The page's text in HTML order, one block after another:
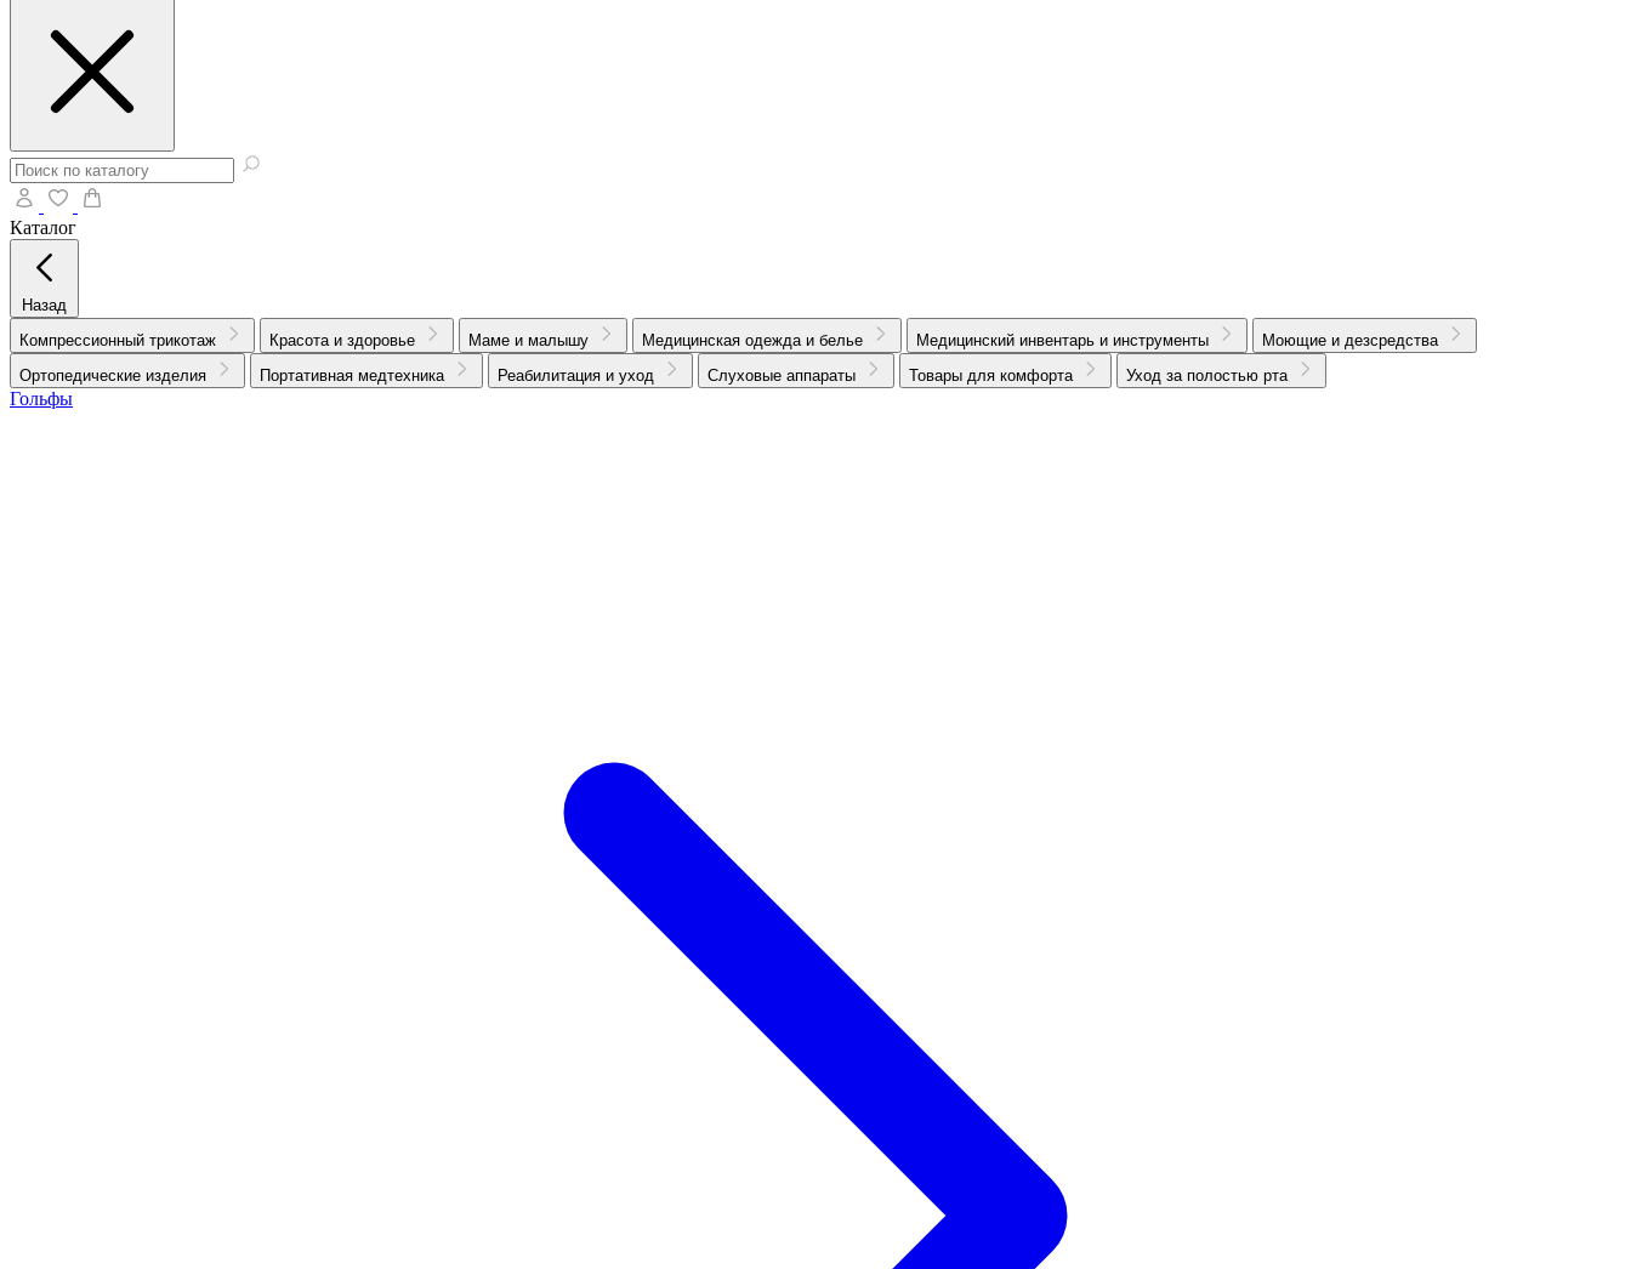
Каталог
Назад
Компрессионный трикотаж
Красота и здоровье Маме и малышу Медицинская одежда и белье Медицинский инвентарь и инструменты
Моющие и дезсредства
Ортопедические изделия
Портативная медтехника Реабилитация и уход Слуховые аппараты Товары для комфорта Уход за полостью рта
Гольфы